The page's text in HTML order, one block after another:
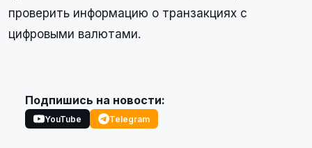
проверить информацию о транзакциях с
цифровыми валютами.
Подпишись на новости:
YouTube Telegram